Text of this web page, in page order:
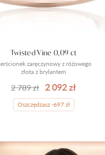
zaręczynowy z różowego
złota z brylantem
Twisted Vine 0,09 ct
2 789 zł 2 092 zł
Oszczędzasz -697 zł